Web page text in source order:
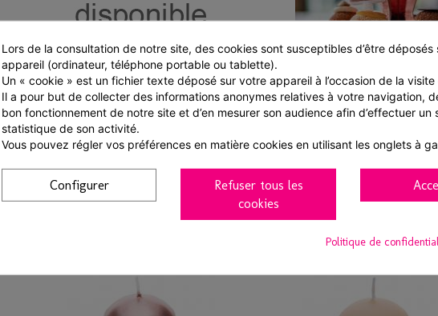
Bougie musicale bleue
1 pièces
4,24 € TTC
Bougie 1er anniversaire
gold...
5,06 € TTC 5,95 € -
Lors de la consultation de notre site, des cookies sont susceptibles d’être déposés
appareil (ordinateur, téléphone portable ou tablette).
Un « cookie » est un fichier texte déposé sur votre appareil à l’occasion de la visite
Il a pour but de collecter des informations anonymes relatives à votre navigation,
bon fonctionnement de notre site et d’en mesurer son audience afin d’effectuer un
statistique de son activité.
Vous pouvez régler vos préférences en matière cookies en utilisant les onglets à
Refuser tous les
cookies
Configurer
Politique de